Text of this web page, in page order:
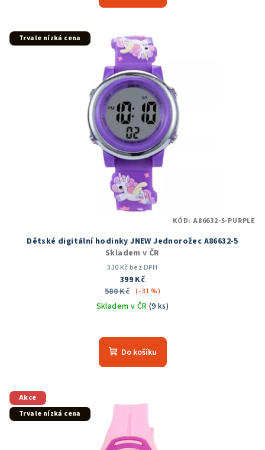
Trvale nízká cena
Dětské digitální hodinky JNEW Jednorožec A86632-5
Skladem v ČR
330 Kč bez DPH
399 Kč
580 Kč (–31 %)
Skladem v ČR (9 ks)
Do košíku
KÓD: A86632-5-PURPLE
Akce
Trvale nízká cena